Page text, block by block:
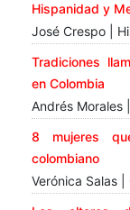
Hispanidad y
José Crespo |
Tradiciones
en Colombia
Andrés Morales
8 mujeres
colombiano
Verónica Salas |